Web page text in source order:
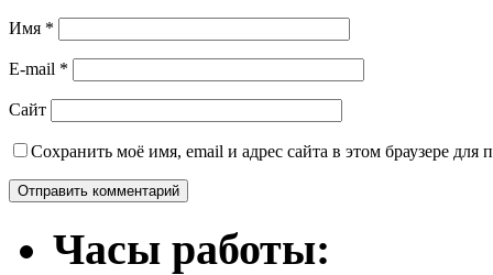
Имя *
E-mail *
Сайт
Сохранить моё имя, email и адрес сайта в этом браузере
Часы работы: